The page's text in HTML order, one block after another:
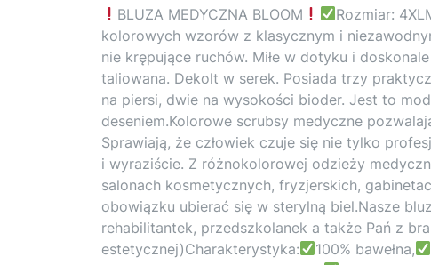
BLUZA MEDYCZNA BLOOM
Rozmiar:
kolorowych wzorów z klasycznym i
nie krępujące ruchów. Miłe w dotyku i
taliowana. Dekolt w serek. Posiada trzy
na piersi, dwie na wysokości bioder. Jest to
deseniem.Kolorowe scrubsy medyczne
Sprawiają, że człowiek czuje się nie tylko
i wyraziście. Z różnokolorowej odzieży
salonach kosmetycznych, fryzjerskich,
obowiązku ubierać się w sterylną biel.Nasze
rehabilitantek, przedszkolanek a także Pań z
estetycznej)Charakterystyka:
100% bawełna,